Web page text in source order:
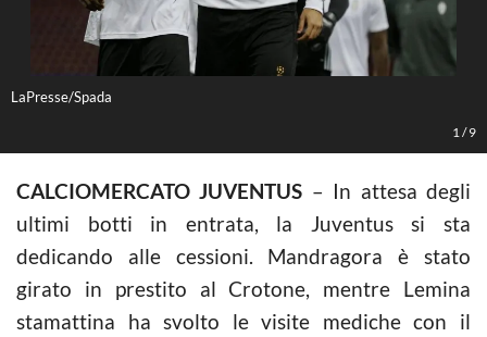
LaPresse/Spada
1 /9
CALCIOMERCATO JUVENTUS – In attesa degli
ultimi botti in entrata, la Juventus si sta
dedicando alle cessioni. Mandragora è stato
girato in prestito al Crotone, mentre Lemina
stamattina ha svolto le visite mediche con il